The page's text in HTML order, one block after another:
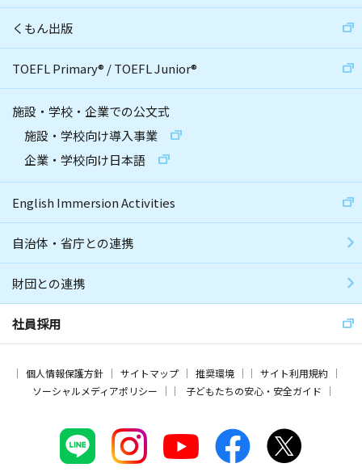
くもん出版
TOEFL Primary® /TOEFL Junior®
施設・学校・企業での公文式
施設・学校向け導入事業
企業・学校向け日本語
English Immersion Activities
自治体・省庁との連携
財団との連携
社員採用
個人情報保護方針 サイトマップ 推奨環境
サイト利用規約
ソーシャルメディアポリシー
子どもたちの安心・安全ガイド